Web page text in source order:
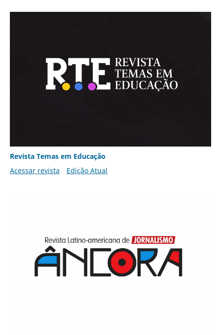
Revista Temas em Educação
Acessar revista
Edição Atual